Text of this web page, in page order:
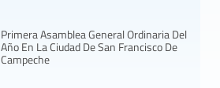
Primera Asamblea General Ordinaria Del
Año En La Ciudad De San Francisco De
Campeche